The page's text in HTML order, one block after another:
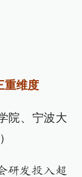
重维度
院、宁波大
研发投入超